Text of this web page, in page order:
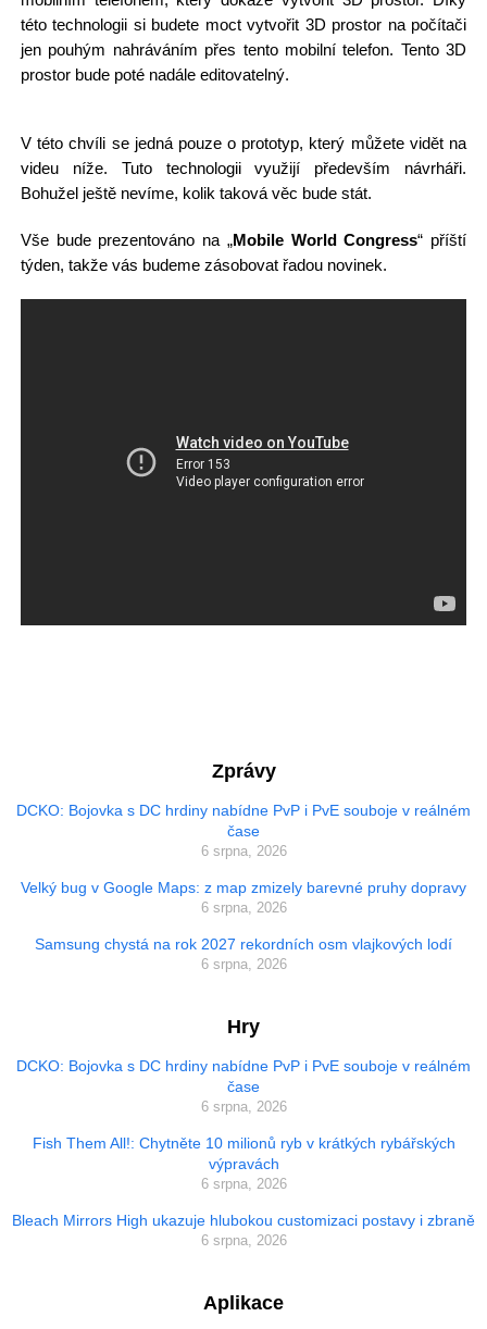
této technologii si budete moct vytvořit 3D prostor na počítači
jen pouhým nahráváním přes tento mobilní telefon. Tento 3D
prostor bude poté nadále editovatelný.
V této chvíli se jedná pouze o prototyp, který můžete vidět na
videu níže. Tuto technologii využijí především návrháři.
Bohužel ještě nevíme, kolik taková věc bude stát.
Vše bude prezentováno na „Mobile World Congress“ příští
týden, takže vás budeme zásobovat řadou novinek.
Zprávy
DCKO: Bojovka s DC hrdiny nabídne PvP i PvE souboje v reálném
čase
6 srpna, 2026
Velký bug v Google Maps: z map zmizely barevné pruhy dopravy
6 srpna, 2026
Samsung chystá na rok 2027 rekordních osm vlajkových lodí
6 srpna, 2026
Hry
DCKO: Bojovka s DC hrdiny nabídne PvP i PvE souboje v reálném
čase
6 srpna, 2026
Fish Them All!: Chytněte 10 milionů ryb v krátkých rybářských
výpravách
6 srpna, 2026
Bleach Mirrors High ukazuje hlubokou customizaci postavy i zbraně
6 srpna, 2026
Aplikace